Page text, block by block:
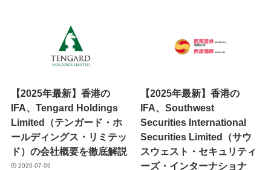
【2025年最新】香港の
IFA、Tengard Holdings
Limited（テンガード・ホ
ールディングス・リミテッ
ド）の会社概要を徹底解説
2026-07-09
【2025年最新】香港の
IFA、Southwest
Securities International
Securities Limited（サウ
スウェスト・セキュリティ
ーズ・インターナショナ